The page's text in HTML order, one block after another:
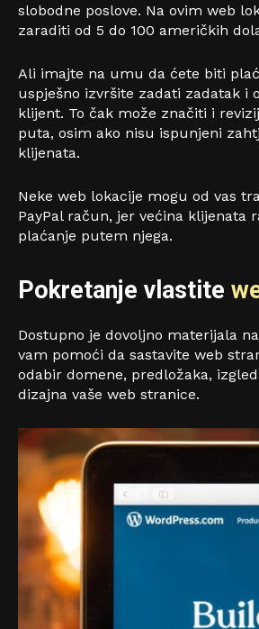
slobodne poslove. Na ovim web
zaraditi od 5 do 100 američkih
Ali imajte na umu da ćete biti
uspješno izvršite zadati zadatak i
klijent. To čak može značiti i
puta, osim ako nisu ispunjeni
klijenata.
Neke web lokacije mogu od vas
PayPal račun, jer većina klijenata
plaćanje putem njega.
Pokretanje vlastite
Dostupno je dovoljno materijala
vam pomoći da sastavite web
odabir domene, predložaka,
dizajna vaše web stranice.